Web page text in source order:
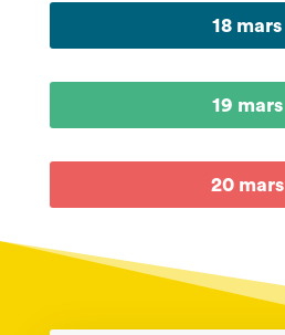
18 mars
19 mars
20 mars